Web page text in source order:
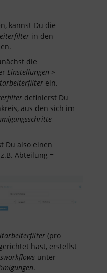
kannst Du die
in den
die
Einstellungen >
ein.
definierst Du
aus den sich im
Du also einen
Abteilung =
(pro
hast, erstellst
unter
.